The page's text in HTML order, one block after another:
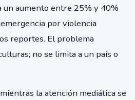
un aumento entre 25% y 40%
por violencia
reportes. El problema
no se limita a un país o
la atención mediática se